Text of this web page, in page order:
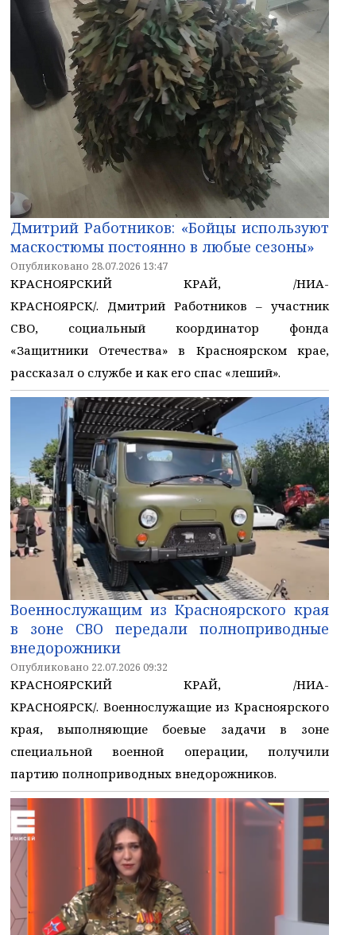
Дмитрий Работников: «Бойцы используют
маскостюмы постоянно в любые сезоны»
Опубликовано 28.07.2026 13:47
КРАСНОЯРСКИЙ КРАЙ, /НИА-
КРАСНОЯРСК/. Дмитрий Работников – участник
СВО, социальный координатор фонда
«Защитники Отечества» в Красноярском крае,
рассказал о службе и как его спас «леший».
Военнослужащим из Красноярского края
в зоне СВО передали полноприводные
внедорожники
Опубликовано 22.07.2026 09:32
КРАСНОЯРСКИЙ КРАЙ, /НИА-
КРАСНОЯРСК/. Военнослужащие из Красноярского
края, выполняющие боевые задачи в зоне
специальной военной операции, получили
партию полноприводных внедорожников.